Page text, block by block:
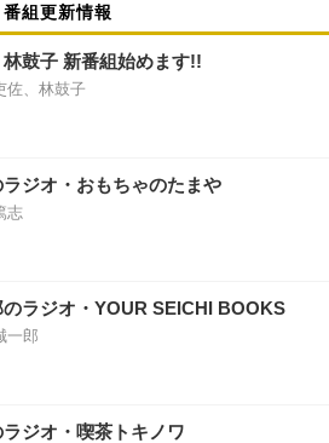
番組更新情報
鼓子 新番組始めます!!
佐、林鼓子
ラジオ・おもちゃのたまや
志
のラジオ・YOUR SEICHI BOOKS
一郎
ジオ・喫茶トキノワ